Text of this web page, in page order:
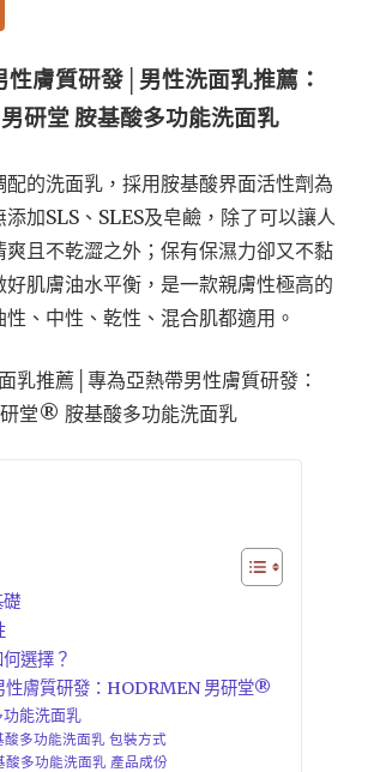
性膚質研發
男性洗面乳推薦：
研堂胺基酸多功能洗面乳
的洗面乳，採用胺基酸界面活性劑為
加SLS、SLES及皂鹼，除了可以讓人
爽且不乾澀之外；保有保濕力卻又不黏
好肌膚油水平衡，是一款親膚性極高的
、中性、乾性、混合肌都適用。
礎
選擇？
性膚質研發：HODRMEN 男研堂®
能洗面乳
酸多功能洗面乳 包裝方式
酸多功能洗面乳 產品成份